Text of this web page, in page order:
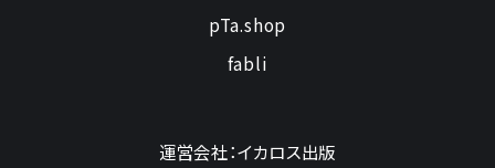
pTa.shop
fabli
運営会社：イカロス出版